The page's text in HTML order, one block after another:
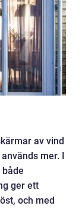
av vind
mer. I
ger ett
och med